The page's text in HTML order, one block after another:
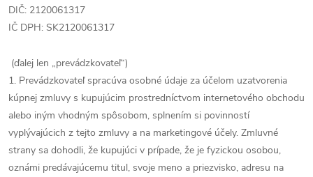
DIČ: 2120061317
IČ DPH: SK2120061317
(ďalej len „prevádzkovateľ“)
1. Prevádzkovateľ spracúva osobné údaje za účelom uzatvorenia
kúpnej zmluvy s kupujúcim prostredníctvom internetového obchodu
alebo iným vhodným spôsobom, splnením si povinností
vyplývajúcich z tejto zmluvy a na marketingové účely. Zmluvné
strany sa dohodli, že kupujúci v prípade, že je fyzickou osobou,
oznámi predávajúcemu titul, svoje meno a priezvisko, adresu na